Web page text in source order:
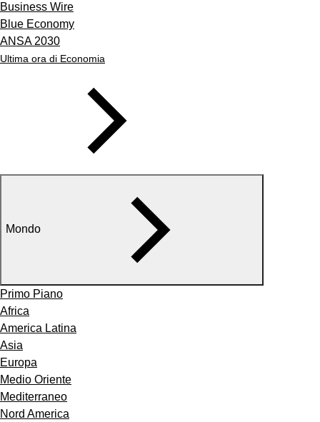
Business Wire
Blue Economy
ANSA 2030
Ultima ora di Economia
Mondo
Primo Piano
Africa
America Latina
Asia
Europa
Medio Oriente
Mediterraneo
Nord America